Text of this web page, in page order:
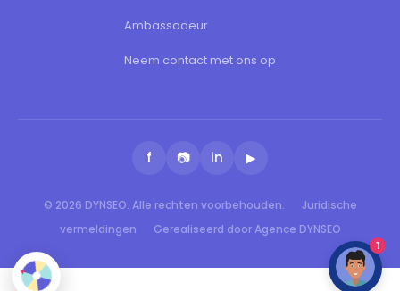
Ambassadeur
Neem contact met ons op
f 📷 in ▶
© 2026 DYNSEO. Alle rechten voorbehouden.
Juridische
vermeldingen
Gerealiseerd door Agence DYNSEO
1